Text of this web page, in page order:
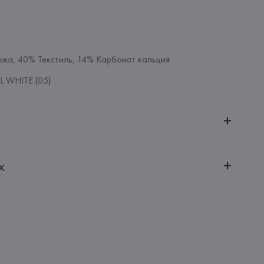
40% Текстиль, 14% Карбонат кальция
WHITE (05)
г. Минск, ул. Немига, 5, пом. 39, ком. 1